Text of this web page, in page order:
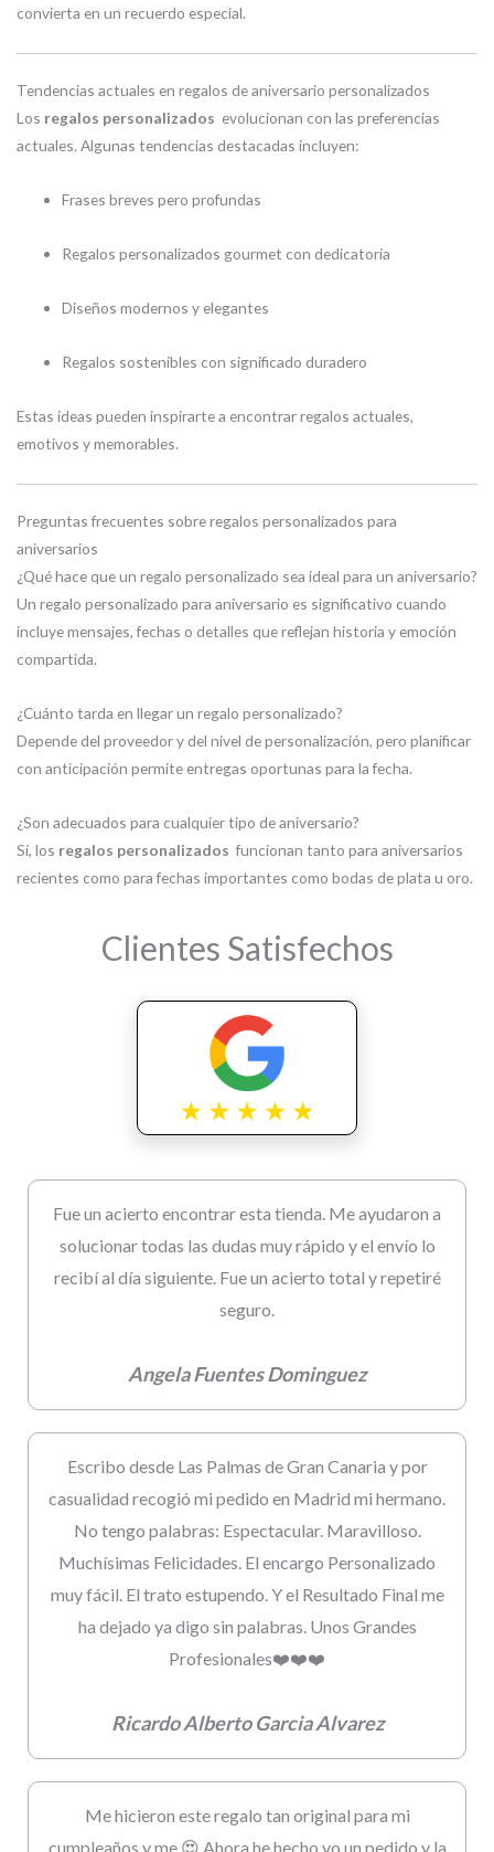
convierta en un recuerdo especial.
Tendencias actuales en regalos de aniversario personalizados
Los regalos personalizados evolucionan con las preferencias
actuales. Algunas tendencias destacadas incluyen:
Frases breves pero profundas
Regalos personalizados gourmet con dedicatoria
Diseños modernos y elegantes
Regalos sostenibles con significado duradero
Estas ideas pueden inspirarte a encontrar regalos actuales,
emotivos y memorables.
Preguntas frecuentes sobre regalos personalizados para
aniversarios
¿Qué hace que un regalo personalizado sea ideal para un aniversario?
Un regalo personalizado para aniversario es significativo cuando
incluye mensajes, fechas o detalles que reflejan historia y emoción
compartida.
¿Cuánto tarda en llegar un regalo personalizado?
Depende del proveedor y del nivel de personalización, pero planificar
con anticipación permite entregas oportunas para la fecha.
¿Son adecuados para cualquier tipo de aniversario?
Sí, los regalos personalizados funcionan tanto para aniversarios
recientes como para fechas importantes como bodas de plata u oro.
Clientes Satisfechos
Fue un acierto encontrar esta tienda. Me ayudaron a
solucionar todas las dudas muy rápido y el envío lo
recibí al día siguiente. Fue un acierto total y repetiré
seguro.
Angela Fuentes Dominguez
Escribo desde Las Palmas de Gran Canaria y por
casualidad recogió mi pedido en Madrid mi hermano.
No tengo palabras: Espectacular. Maravilloso.
Muchísimas Felicidades. El encargo Personalizado
muy fácil. El trato estupendo. Y el Resultado Final me
ha dejado ya digo sin palabras. Unos Grandes
Profesionales❤️❤️❤️
Ricardo Alberto Garcia Alvarez
Me hicieron este regalo tan original para mi
cumpleaños y me 😍 Ahora he hecho yo un pedido y la